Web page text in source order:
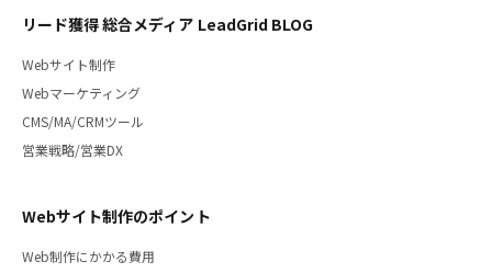
リード獲得 総合メディア LeadGrid BLOG
Webサイト制作
Webマーケティング
CMS/MA/CRMツール
営業戦略/営業DX
Webサイト制作のポイント
Web制作にかかる費用